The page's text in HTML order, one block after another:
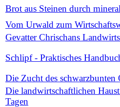
Brot aus Steinen durch
Vom Urwald zum
Gevatter Chrischans
Schlipf - Praktisches
Die Zucht des schwarzbunten
Die landwirtschaftlichen
Tagen